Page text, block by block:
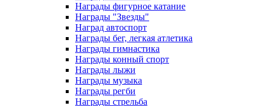
Награды фигурное катание
Награды "Звезды"
Наград автоспорт
Награды бег, легкая атлетика
Награды гимнастика
Награды конный спорт
Награды лыжи
Награды музыка
Награды регби
Награды стрельба